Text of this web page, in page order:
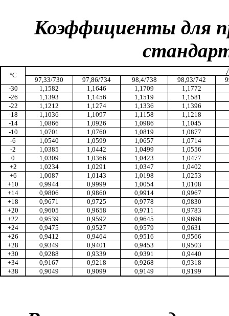
Коэффициенты для
°С
97,33/730
97,86/734 98,4/738 98,93/742
-30
1,1582 1,1646 1,1709
1,1772
-26
1,1393 1,1456 1,1519
1,1581
-22
1,1212 1,1274 1,1336
1,1396
-18
1,1036 1,1097 1,1158
1,1218
-14
1,0866 1,0926 1,0986
1,1045
-10
1,0701 1,0760 1,0819
1,0877
-6
1,0540 1,0599 1,0657
1,0714
-2
1,0385 1,0442 1,0499
1,0556
0
1,0309 1,0366 1,0423
1,0477
+2
1,0234 1,0291 1,0347
1,0402
+6
1,0087 1,0143 1,0198
1,0253
+10
0,9944 0,9999 1,0054
1,0108
+14
0,9806 0,9860 0,9914
0,9967
+18
0,9671 0,9725 0,9778
0,9830
+20
0,9605 0,9658 0,9711
0,9783
+22
0,9539 0,9592 0,9645
0,9696
+24
0,9475 0,9527 0,9579
0,9631
+26
0,9412 0,9464 0,9516
0,9566
+28
0,9349 0,9401 0,9453
0,9503
+30
0,9288 0,9339 0,9391
0,9440
+34
0,9167 0,9218 0,9268
0,9318
+38
0,9049 0,9099 0,9149 0,9199